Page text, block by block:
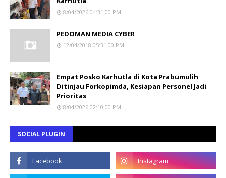
8/04/2026 04:31:00 PM
PEDOMAN MEDIA CYBER
12/04/2018 05:31:00 PM
Empat Posko Karhutla di Kota Prabumulih
Ditinjau Forkopimda, Kesiapan Personel Jadi
Prioritas
8/04/2026 02:10:00 PM
SOCIAL PLUGIN